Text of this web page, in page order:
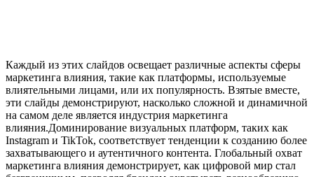
Каждый из этих слайдов освещает различные аспекты сферы
маркетинга влияния, такие как платформы, используемые
влиятельными лицами, или их популярность. Взятые вместе,
эти слайды демонстрируют, насколько сложной и динамичной
на самом деле является индустрия маркетинга
влияния.Доминирование визуальных платформ, таких как
Instagram и TikTok, соответствует тенденции к созданию более
захватывающего и аутентичного контента. Глобальный охват
маркетинга влияния демонстрирует, как цифровой мир стал